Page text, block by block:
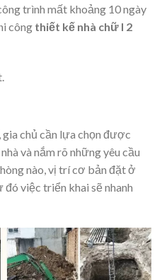
trình mất khoảng 10 ngày
công thiết kế nhà chữ l 2
chủ cần lựa chọn được
và nắm rõ những yêu cầu
nào, vị trí cơ bản đặt ở
việc triển khai sẽ nhanh